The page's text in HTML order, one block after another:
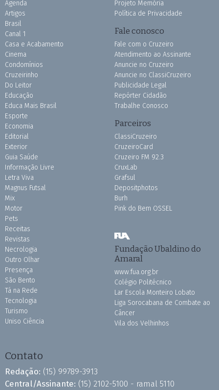
Agenda
Artigos
Brasil
Canal 1
Casa e Acabamento
Cinema
Condomínios
Cruzeirinho
Do Leitor
Educação
Educa Mais Brasil
Esporte
Economia
Editorial
Exterior
Guia Saúde
Informação Livre
Letra Viva
Magnus Futsal
Mix
Motor
Pets
Receitas
Revistas
Necrologia
Outro Olhar
Presença
São Bento
Tá na Rede
Tecnologia
Turismo
Uniso Ciência
Projeto Memória
Política de Privacidade
Fale conosco
Fale com o Cruzeiro
Atendimento ao Assinante
Anuncie no Cruzeiro
Anuncie no ClassiCruzeiro
Publicidade Legal
Repórter Cidadão
Trabalhe Conosco
Parceiros
ClassiCruzeiro
CruzeiroCard
Cruzeiro FM 92.3
CruxLab
Grafsul
Depositphotos
Burh
Pink do Bem OSSEL
Fundação Ubaldino do
Amaral
www.fua.org.br
Colégio Politécnico
Lar Escola Monteiro Lobato
Liga Sorocabana de Combate ao
Câncer
Vila dos Velhinhos
Contato
Redação: (15) 99789-3913
Central/Assinante: (15) 2102-5100 - ramal 5110